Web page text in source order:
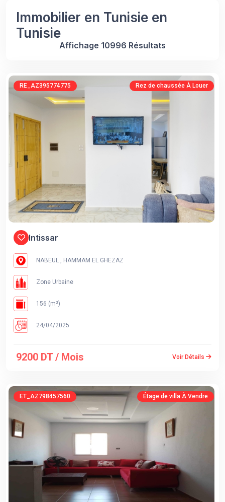
Immobilier en Tunisie en
Tunisie
Affichage 10996 Résultats
RE_AZ395774775 Rez de chaussée À Louer
Intissar
NABEUL , HAMMAM EL GHEZAZ
Zone Urbaine
156 (m²)
24/04/2025
9200 DT / Mois Voir Détails
ET_AZ798457560 Étage de villa À Vendre